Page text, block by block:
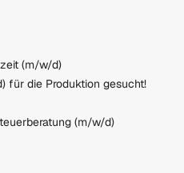
(m/w/d)
für die Produktion gesucht!
(m/w/d)